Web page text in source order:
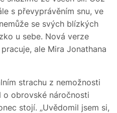
s převyprávěním snu, ve
se svých blízkých
u sebe. Nová verze
ale Mira Jonathana
strachu z nemožnosti
obrovské náročnosti
stojí. „Uvědomil jsem si,